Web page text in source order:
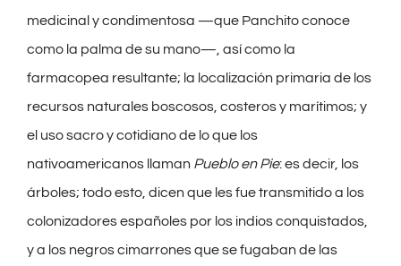
medicinal y condimentosa —que Panchito conoce
como la palma de su mano—, así como la
farmacopea resultante; la localización primaria de los
recursos naturales boscosos, costeros y marítimos; y
el uso sacro y cotidiano de lo que los
nativoamericanos llaman Pueblo en Pie: es decir, los
árboles; todo esto, dicen que les fue transmitido a los
colonizadores españoles por los indios conquistados,
y a los negros cimarrones que se fugaban de las